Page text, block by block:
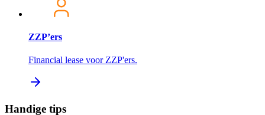
ZZP’ers
Financial lease voor ZZP'ers.
Handige tips